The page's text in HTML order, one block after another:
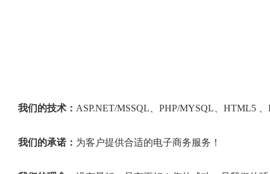
我们的技术： ASP.NET/MSSQL、PHP/MYSQL、HTML5
我们的承诺： 为客户提供合适的电子商务服务！